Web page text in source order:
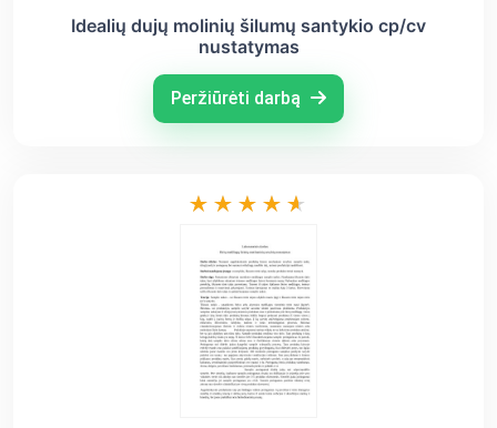
Idealių dujų molinių šilumų santykio cp/cv
nustatymas
Peržiūrėti darbą